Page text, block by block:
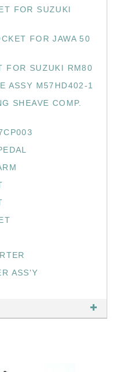
FOR SUZUKI
FOR JAWA 50
FOR SUZUKI RM80
ASSY M57HD402-1
SHEAVE COMP.
ASS'Y